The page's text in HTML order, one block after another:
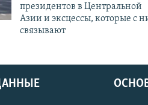
президентов в Центральной
Азии и эксцессы, которые с
связывают